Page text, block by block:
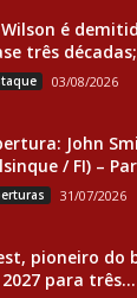
Wilson é
três
03/08/2026
John
/ FI) –
31/07/2026
pioneiro do
para três...